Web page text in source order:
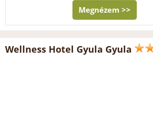
Megnézem >>
Wellness Hotel Gyula Gyula